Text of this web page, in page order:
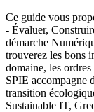
Ce guide vous
- Évaluer,
démarche
trouverez les bons
domaine, les
SPIE accompagne
transition
Sustainable IT,